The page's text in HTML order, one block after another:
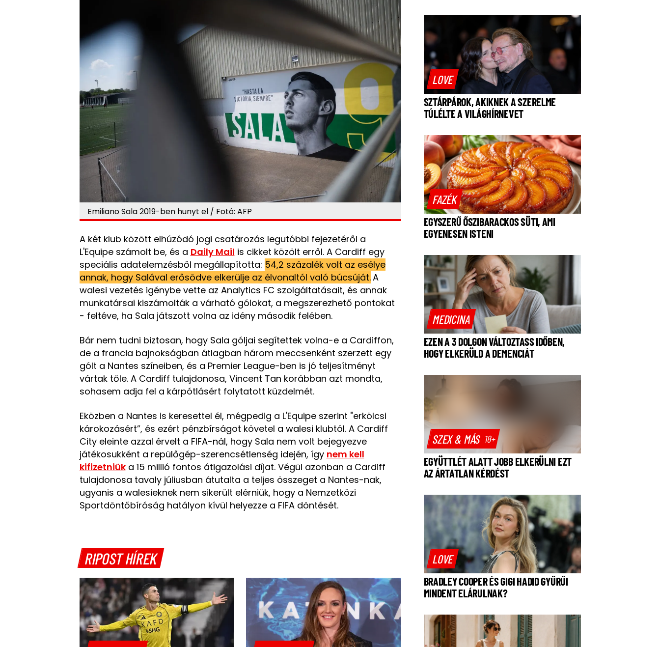
Emiliano Sala 2019-ben hunyt el / Fotó: AFP
A két klub között elhúzódó jogi csatározás legutóbbi fejezetéről a
L'Equipe számolt be, és a Daily Mail is cikket közölt erről. A Cardiff egy
speciális adatelemzésből megállapította: 54,2 százalék volt az esélye
annak, hogy Salával erősödve elkerülje az élvonaltól való búcsúját.A
walesi vezetés igénybe vette az Analytics FC szolgáltatásait, és annak
munkatársai kiszámolták a várható gólokat, a megszerezhető pontokat
- feltéve, ha Sala játszott volna az idény második felében.
Bár nem tudni biztosan, hogy Sala góljai segítettek volna-e a Cardiffon,
de a francia bajnokságban átlagban három meccsenként szerzett egy
gólt a Nantes színeiben, és a Premier League-ben is jó teljesítményt
vártak tőle. A Cardiff tulajdonosa, Vincent Tan korábban azt mondta,
sohasem adja fel a kárpótlásért folytatott küzdelmét.
Eközben a Nantes is keresettel él, mégpedig a L'Equipe szerint "erkölcsi
károkozásért”, és ezért pénzbírságot követel a walesi klubtól. A Cardiff
City eleinte azzal érvelt a FIFA-nál, hogy Sala nem volt bejegyezve
játékosukként a repülőgép-szerencsétlenség idején, így nem kell
kifizetniüka 15 millió fontos átigazolási díjat. Végül azonban a Cardiff
tulajdonosa tavaly júliusban átutalta a teljes összeget a Nantes-nak,
ugyanis a walesieknek nem sikerült elérniük, hogy a Nemzetközi
Sportdöntőbíróság hatályon kívül helyezze a FIFA döntését.
RIPOST HÍREK
LOVE
SZTÁRPÁROK, AKIKNEK A SZERELME
TÚLÉLTE A VILÁGHÍRNEVET
FAZÉK
EGYSZERŰ ŐSZIBARACKOS SÜTI, AMI
EGYENESEN ISTENI
MEDICINA
EZEN A 3 DOLGON VÁLTOZTASS IDŐBEN,
HOGY ELKERÜLD A DEMENCIÁT
SZEX & MÁS 18+
EGYÜTTLÉT ALATT JOBB ELKERÜLNI EZT
AZ ÁRTATLAN KÉRDÉST
LOVE
BRADLEY COOPER ÉS GIGI HADID GYŰRŰI
MINDENT ELÁRULNAK?